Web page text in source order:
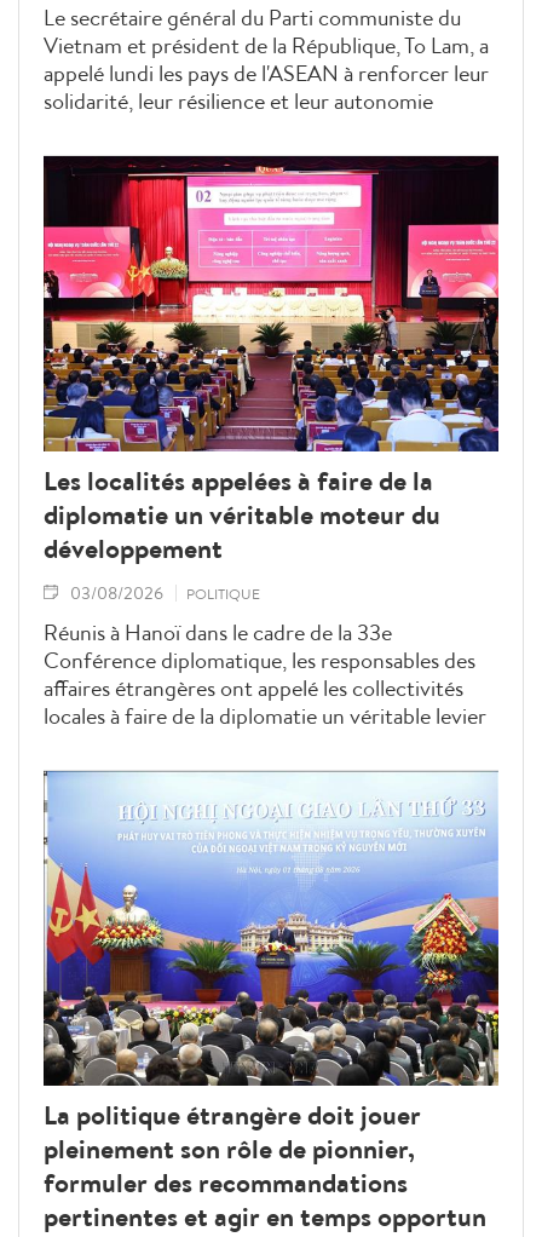
Le secrétaire général du Parti communiste du
Vietnam et président de la République, To Lam, a
appelé lundi les pays de l'ASEAN à renforcer leur
solidarité, leur résilience et leur autonomie
l'ASEAN unie, forte et tournée vers l'avenir.
Les localités appelées à faire de la
diplomatie un véritable moteur du
développement
03/08/2026 POLITIQUE
Réunis à Hanoï dans le cadre de la 33e
Conférence diplomatique, les responsables des
affaires étrangères ont appelé les collectivités
locales à faire de la diplomatie un véritable levier
internationales en projets, investissements et
partenariats concrets au service de la croissance
durable du Vietnam.
La politique étrangère doit jouer
pleinement son rôle de pionnier,
formuler des recommandations
pertinentes et agir en temps opportun